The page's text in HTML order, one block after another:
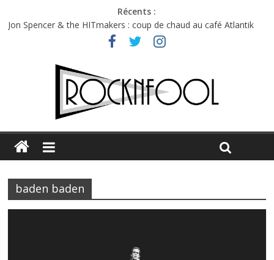
Récents :
Jon Spencer & the HITmakers : coup de chaud au café Atlantik
Hellfest 2026 vendredi : température et émotions en hausse
Hellfest 2026 jeudi : impossible de choisir entre chaleur et bonne
Première édition du Midgard Festival : entre bière, métal et
Charlie Puth à l’Olympia : la leçon de pop du Professeur Puth
baden baden